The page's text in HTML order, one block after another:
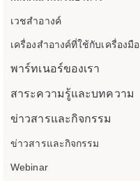
เวชสำอางค์
เครื่องสำอางค์ที่ใช้กับเครื่องมือ
พาร์ทเนอร์ของเรา
สาระความรู้และบทความ
ข่าวสารและกิจกรรม
ข่าวสารและกิจกรรม
Webinar